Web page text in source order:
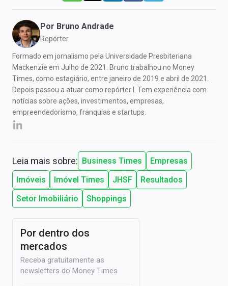
Por Bruno Andrade
Repórter
Formado em jornalismo pela Universidade Presbiteriana
Mackenzie em Julho de 2021. Bruno trabalhou no Money
Times, como estagiário, entre janeiro de 2019 e abril de 2021.
Depois passou a atuar como repórter I. Tem experiência com
notícias sobre ações, investimentos, empresas,
empreendedorismo, franquias e startups.
Leia mais sobre: Business Times
Empresas
Imóveis
Imóvel Times JHSF
Resultados
Setor Imobiliário
Shoppings
Por dentro dos
mercados
Receba gratuitamente as
newsletters do Money Times